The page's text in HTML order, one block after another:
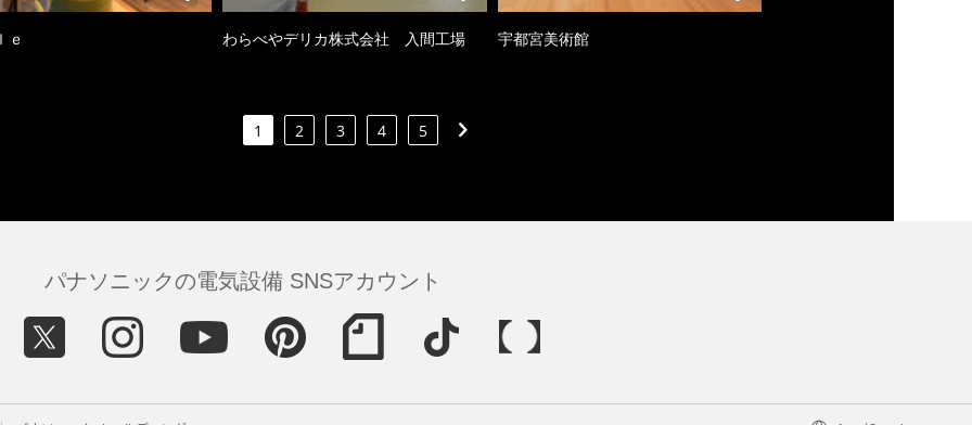
ｅ わらべやデリカ株式会社 入間工場 宇都宮美術館
1 2 3 4 5
パナソニックの電気設備 SNSアカウント